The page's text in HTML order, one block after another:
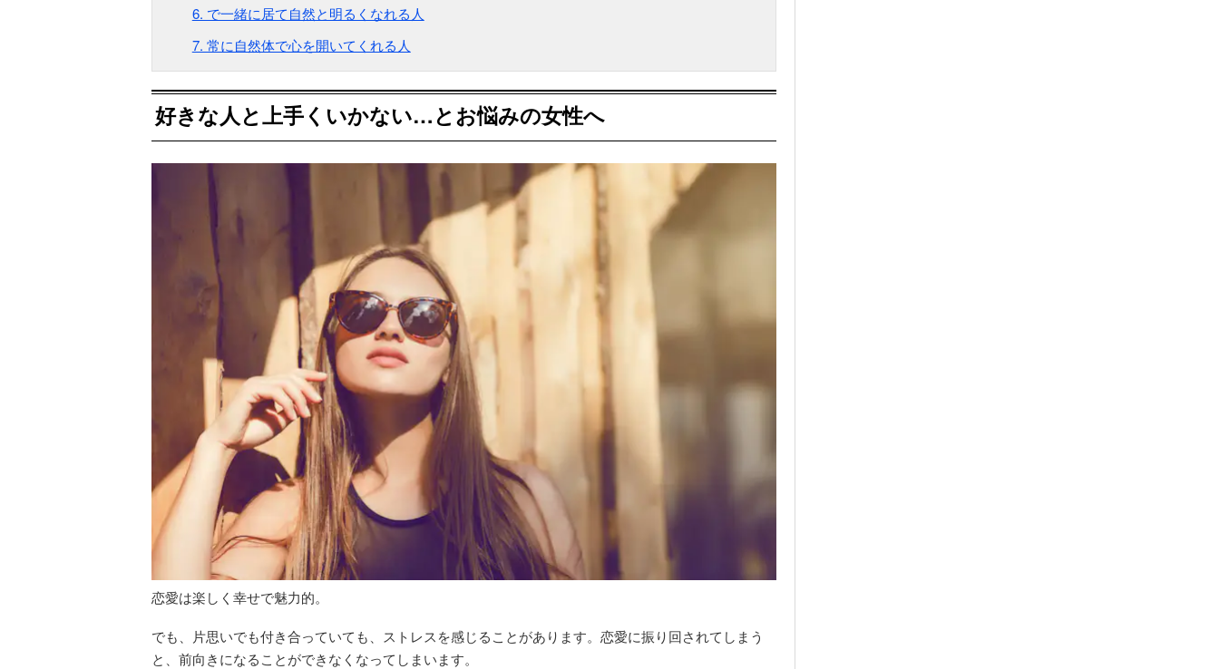
6. で一緒に居て自然と明るくなれる人
7. 常に自然体で心を開いてくれる人
好きな人と上手くいかない…とお悩みの女性へ
恋愛は楽しく幸せで魅力的。
でも、片思いでも付き合っていても、ストレスを感じることがあります。恋愛に振り回されてしまう
と、前向きになることができなくなってしまいます。